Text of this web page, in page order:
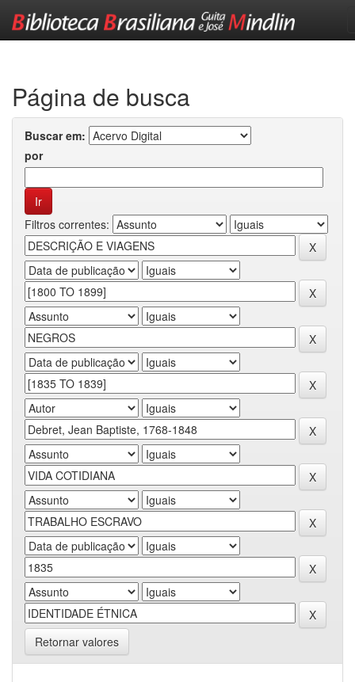
Página de busca
Buscar em:
por
Filtros correntes:
Retornar valores